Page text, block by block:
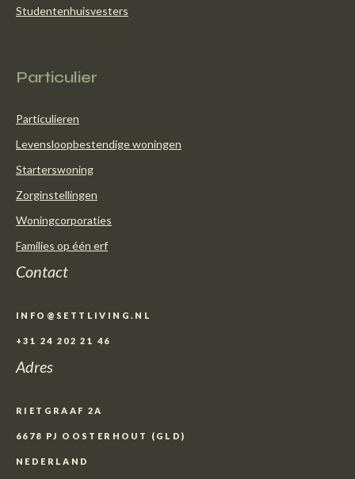
Studentenhuisvesters
Particulier
Particulieren
Levensloopbestendige woningen
Starterswoning
Zorginstellingen
Woningcorporaties
Families op één erf
Contact
INFO@SETTLIVING.NL
+31 24 202 21 46
Adres
RIETGRAAF 2A
6678 PJ OOSTERHOUT (GLD)
NEDERLAND